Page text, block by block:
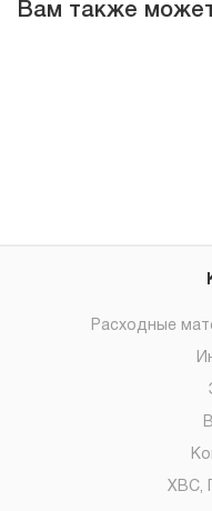
Вам также
Расходные
ХВС,